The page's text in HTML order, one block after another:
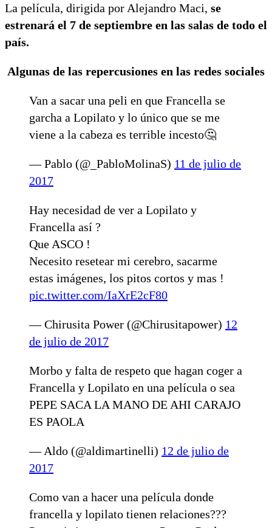
La película, dirigida por Alejandro Maci, se
estrenará el 7 de septiembre en las salas de todo el
país.
Algunas de las repercusiones en las redes sociales
Van a sacar una peli en que Francella se
garcha a Lopilato y lo único que se me
viene a la cabeza es terrible incesto🤔
— Pablo (@_PabloMolinaS) 11 de julio de
2017
Hay necesidad de ver a Lopilato y
Francella así ?
Que ASCO !
Necesito resetear mi cerebro, sacarme
estas imágenes, los pitos cortos y mas !
pic.twitter.com/IaXrE2cF80
— Chirusita Power (@Chirusitapower) 12
de julio de 2017
Morbo y falta de respeto que hagan coger a
Francella y Lopilato en una película o sea
PEPE SACA LA MANO DE AHI CARAJO
ES PAOLA
— Aldo (@aldimartinelli) 12 de julio de
2017
Como van a hacer una película donde
francella y lopilato tienen relaciones???